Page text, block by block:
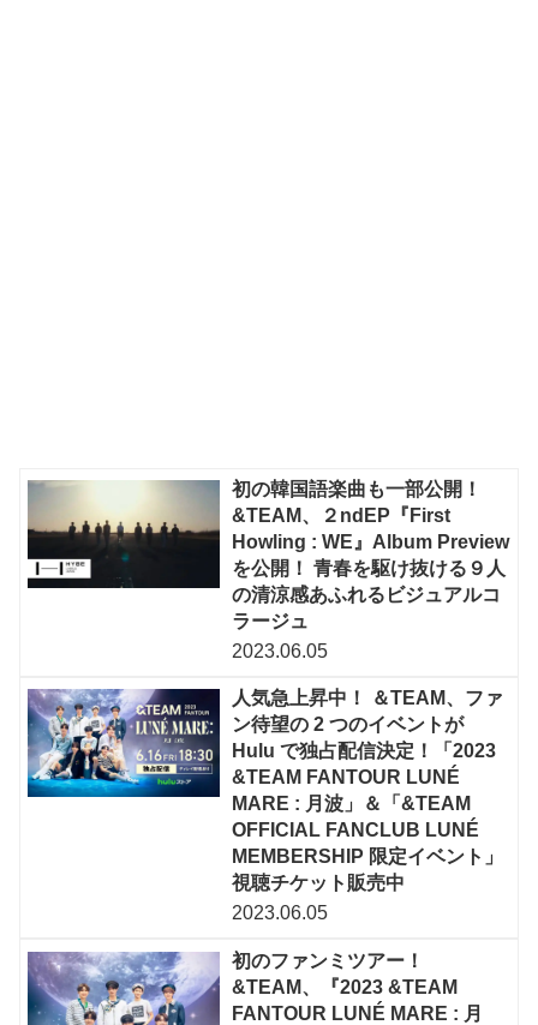
初の韓国語楽曲も一部公開！
&TEAM、２ndEP『First
Howling : WE』Album Preview
を公開！ 青春を駆け抜ける９人
の清涼感あふれるビジュアルコ
ラージュ
2023.06.05
人気急上昇中！ ＆TEAM、ファ
ン待望の 2 つのイベントが
Hulu で独占配信決定！「2023
&TEAM FANTOUR LUNÉ
MARE : 月波」＆「&TEAM
OFFICIAL FANCLUB LUNÉ
MEMBERSHIP 限定イベント」
視聴チケット販売中
2023.06.05
初のファンミツアー！
&TEAM、『2023 &TEAM
FANTOUR LUNÉ MARE : 月